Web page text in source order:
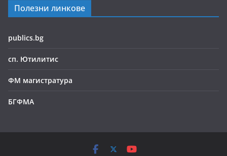
Полезни линкове
publics.bg
сп. Ютилитис
ФМ магистратура
БГФМА